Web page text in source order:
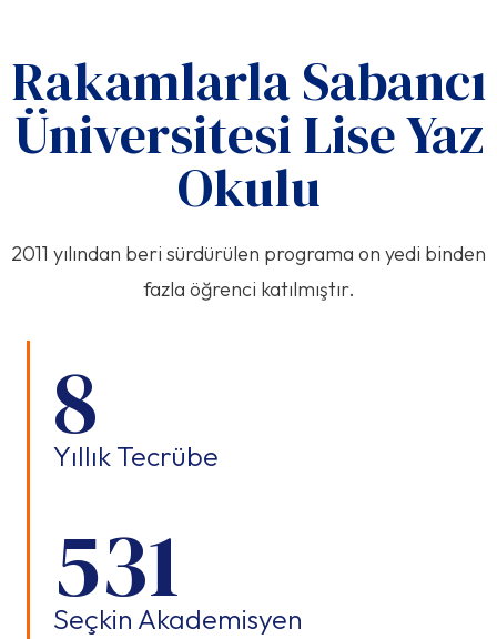
Rakamlarla Sabancı
Üniversitesi Lise Yaz
Okulu
2011 yılından beri sürdürülen programa on yedi binden
fazla öğrenci katılmıştır.
11
Yıllık Tecrübe
760
Seçkin Akademisyen